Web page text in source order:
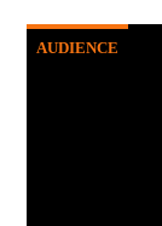
AUDIENCE